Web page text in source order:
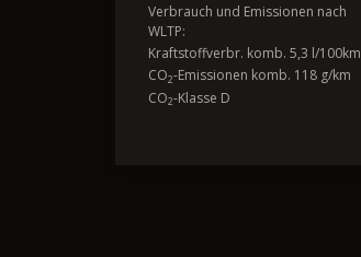
Verbrauch und Emissionen nach
WLTP:
Kraftstoffverbr. komb. 5,3 l/100km
CO2-Emissionen komb. 118 g/km
CO2-Klasse D